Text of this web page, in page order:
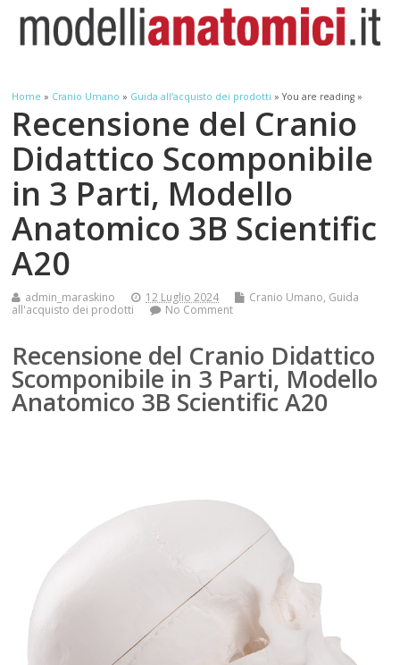
Home » Cranio Umano » Guida all'acquisto dei prodotti » You are reading »
Recensione del Cranio
Didattico Scomponibile
in 3 Parti, Modello
Anatomico 3B Scientific
A20
admin_maraskino 12 Luglio 2024 Cranio Umano, Guida
all'acquisto dei prodotti
No Comment
Recensione del Cranio Didattico
Scomponibile in 3 Parti, Modello
Anatomico 3B Scientific A20